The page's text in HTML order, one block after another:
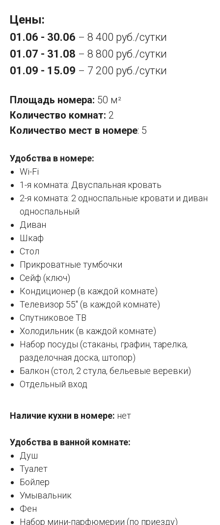
Цены:
01.06 - 30.06 – 8 400 руб./сутки
01.07 - 31.08 – 8 800 руб./сутки
01.09 - 15.09 – 7 200 руб./сутки
Площадь номера: 50 м²
Количество комнат: 2
Количество мест в номере: 5
Удобства в номере:
Wi-Fi
1-я комната: Двуспальная кровать
2-я комната: 2 односпальные кровати и диван
односпальный
Диван
Шкаф
Стол
Прикроватные тумбочки
Сейф (ключ)
Кондиционер (в каждой комнате)
Телевизор 55″ (в каждой комнате)
Спутниковое ТВ
Холодильник (в каждой комнате)
Набор посуды (стаканы, графин, тарелка,
разделочная доска, штопор)
Балкон (стол, 2 стула, бельевые веревки)
Отдельный вход
Наличие кухни в номере: нет
Удобства в ванной комнате:
Душ
Туалет
Бойлер
Умывальник
Фен
Набор мини-парфюмерии (по приезду)